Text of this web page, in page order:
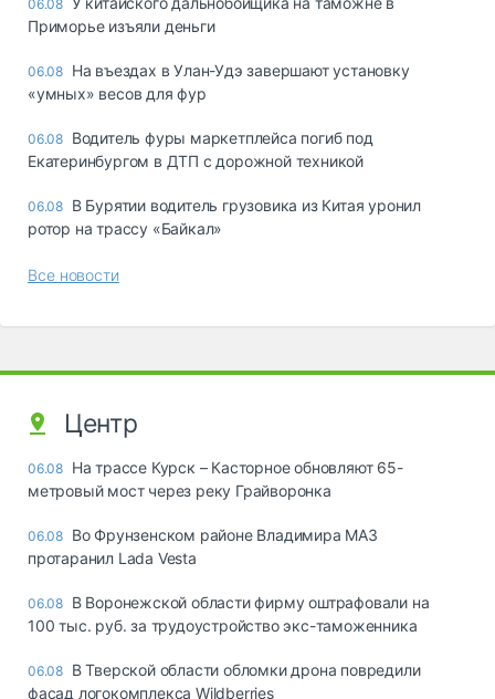
06.08
Приморье изъяли деньги
06.08 Ha въeздax в Улaн-Удэ зaвepшaют ycтaнoвкy
«yмныx» вecoв для фyp
06.08 Водитель фуры маркетплейса погиб под
Екатеринбургом в ДТП с дорожной техникой
06.08 В Бурятии водитель грузовика из Китая уронил
ротор на трассу «Байкал»
Все новости
Центр
06.08 На трассе Курск – Касторное обновляют 65-
метровый мост через реку Грайворонка
06.08 Во Фрунзенском районе Владимира МАЗ
протаранил Lada Vesta
06.08 В Воронежской области фирму оштрафовали на
100 тыс. руб. за трудоустройство экс-таможенника
06.08 В Тверской области обломки дрона повредили
фасад логокомплекса Wildberries